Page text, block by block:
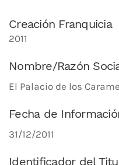
Creación Franquicia
2011
Nombre/Razón
El Palacio de los
Fecha de
31/12/2011
Identificador del